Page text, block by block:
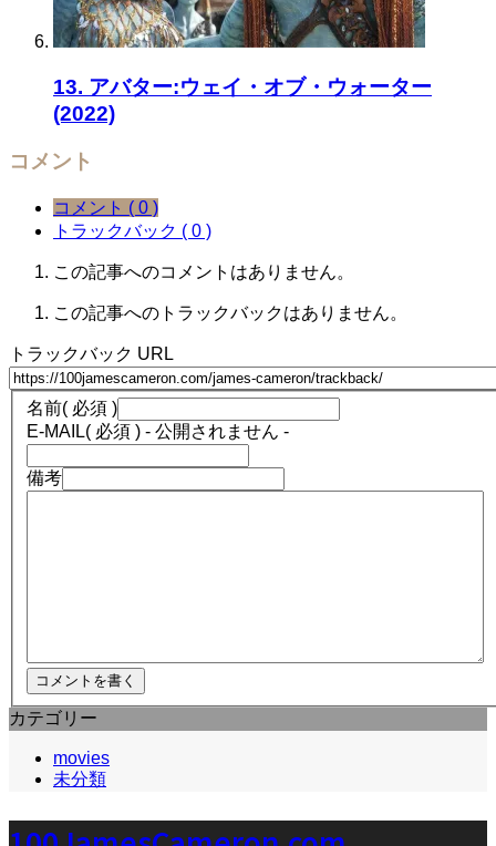
13. アバター:ウェイ・オブ・ウォーター
(2022)
コメント
コメント ( 0 )
トラックバック ( 0 )
この記事へのコメントはありません。
この記事へのトラックバックはありません。
トラックバック URL
名前( 必須 )
E-MAIL( 必須 ) - 公開されません -
備考
カテゴリー
movies
未分類